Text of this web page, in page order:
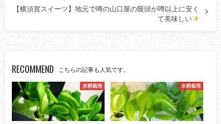
【横須賀スイーツ】地元で噂の山口屋の饅頭が噂以上に安く
て美味しい
RECOMMEND こちらの記事も人気です。
水耕栽培 水耕栽培